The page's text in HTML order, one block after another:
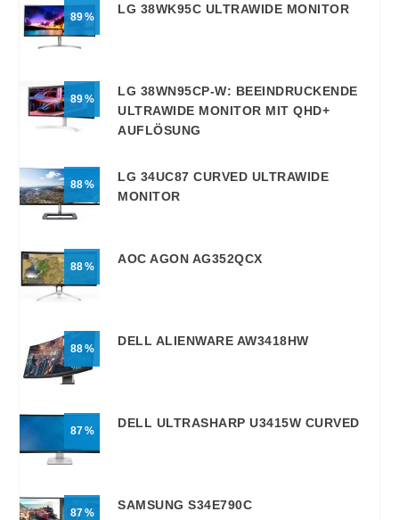
89
LG 38WK95C ULTRAWIDE MONITOR
89
LG 38WN95CP-W: BEEINDRUCKENDE
ULTRAWIDE MONITOR MIT QHD+
AUFLÖSUNG
88
LG 34UC87 CURVED ULTRAWIDE
MONITOR
88
AOC AGON AG352QCX
88
DELL ALIENWARE AW3418HW
87
DELL ULTRASHARP U3415W CURVED
87
SAMSUNG S34E790C